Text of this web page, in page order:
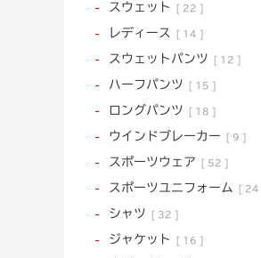
スウェット 22
レディース 14
スウェットパンツ 12
ハーフパンツ 15
ロングパンツ 18
ウインドブレーカー 9
スポーツウェア 52
スポーツユニフォーム 24
シャツ 32
ジャケット 16